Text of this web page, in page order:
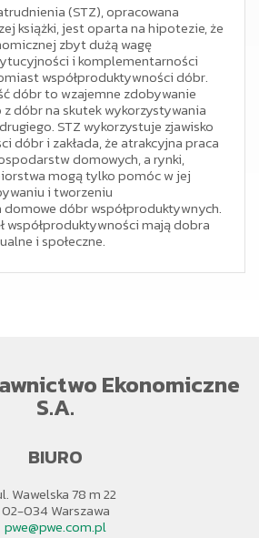
(STZ), opracowana
książki, jest oparta na hipotezie, że
zbyt dużą wagę
i komplementarności
współproduktywności dóbr.
dóbr to wzajemne zdobywanie
dóbr na skutek wykorzystywania
STZ wykorzystuje zjawisko
dóbr i zakłada, że atrakcyjna praca
domowych, a rynki,
mogą tylko pomóc w jej
i tworzeniu
dóbr współproduktywnych.
współproduktywności mają dobra
i społeczne.
Ekonomiczne
S.A.
BIURO
Wawelska 78 m 22
02-034 Warszawa
pwe@pwe.com.pl